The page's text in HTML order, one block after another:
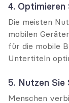
4. Optimieren
Die meisten
mobilen
für die mobile
Untertiteln
5. Nutzen
Menschen